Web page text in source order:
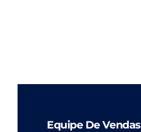
Equipe De Vendas